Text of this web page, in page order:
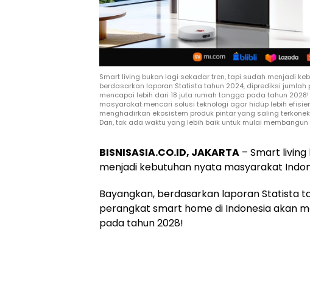
Smart living bukan lagi sekadar tren, tapi sudah menjadi
berdasarkan laporan Statista tahun 2024, diprediksi
mencapai lebih dari 18 juta rumah tangga pada tahun
masyarakat mencari solusi teknologi agar hidup lebih
menghadirkan ekosistem produk pintar yang saling
Dan, tak ada waktu yang lebih baik untuk mulai
BISNISASIA.CO.ID, JAKARTA – Smart
menjadi kebutuhan nyata masyarakat
Bayangkan, berdasarkan laporan Statista
perangkat smart home di Indonesia akan
pada tahun 2028!